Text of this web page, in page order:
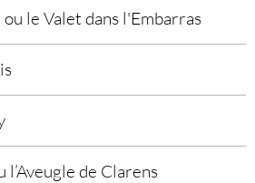
le Valet dans l'Embarras
l’Aveugle de Clarens